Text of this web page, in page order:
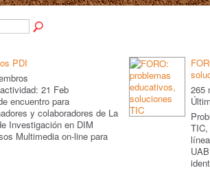
PDI
21 Feb
encuentro para
y colaboradores de La
Investigación en DIM
Multimedia on-line para
265